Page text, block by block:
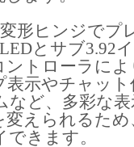
形ヒンジでプ
とサブ3.92
ントローラに
表示やチャッ
など、多彩な
変えられるた
きます。